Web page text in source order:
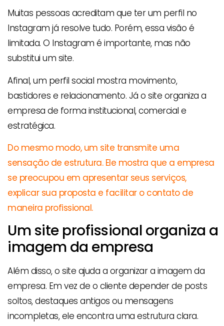
Muitas pessoas acreditam que ter um perfil no
Instagram já resolve tudo. Porém, essa visão é
limitada. O Instagram é importante, mas não
substitui um site.
Afinal, um perfil social mostra movimento,
bastidores e relacionamento. Já o site organiza a
empresa de forma institucional, comercial e
estratégica.
Do mesmo modo, um site transmite uma
sensação de estrutura. Ele mostra que a empresa
se preocupou em apresentar seus serviços,
explicar sua proposta e facilitar o contato de
maneira profissional.
Um site profissional organiza a
imagem da empresa
Além disso, o site ajuda a organizar a imagem da
empresa. Em vez de o cliente depender de posts
soltos, destaques antigos ou mensagens
incompletas, ele encontra uma estrutura clara.